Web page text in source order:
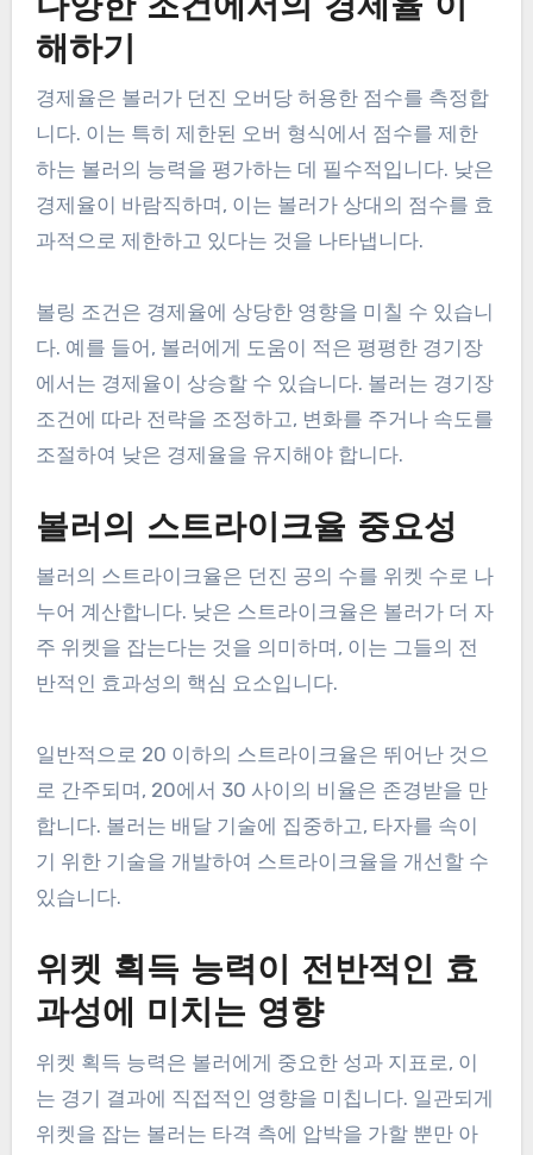
다양한 조건에서의 경제율 이
해하기
경제율은 볼러가 던진 오버당 허용한 점수를 측정합
니다. 이는 특히 제한된 오버 형식에서 점수를 제한
하는 볼러의 능력을 평가하는 데 필수적입니다. 낮은
경제율이 바람직하며, 이는 볼러가 상대의 점수를 효
과적으로 제한하고 있다는 것을 나타냅니다.
볼링 조건은 경제율에 상당한 영향을 미칠 수 있습니
다. 예를 들어, 볼러에게 도움이 적은 평평한 경기장
에서는 경제율이 상승할 수 있습니다. 볼러는 경기장
조건에 따라 전략을 조정하고, 변화를 주거나 속도를
조절하여 낮은 경제율을 유지해야 합니다.
볼러의 스트라이크율 중요성
볼러의 스트라이크율은 던진 공의 수를 위켓 수로 나
누어 계산합니다. 낮은 스트라이크율은 볼러가 더 자
주 위켓을 잡는다는 것을 의미하며, 이는 그들의 전
반적인 효과성의 핵심 요소입니다.
일반적으로 20 이하의 스트라이크율은 뛰어난 것으
로 간주되며, 20에서 30 사이의 비율은 존경받을 만
합니다. 볼러는 배달 기술에 집중하고, 타자를 속이
기 위한 기술을 개발하여 스트라이크율을 개선할 수
있습니다.
위켓 획득 능력이 전반적인 효
과성에 미치는 영향
위켓 획득 능력은 볼러에게 중요한 성과 지표로, 이
는 경기 결과에 직접적인 영향을 미칩니다. 일관되게
위켓을 잡는 볼러는 타격 측에 압박을 가할 뿐만 아